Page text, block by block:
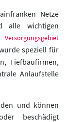
Netze
alle wichtigen
Versorgungsgebiet
speziell für
Tiefbaufirmen,
Anlaufstelle
und können
beschädigt